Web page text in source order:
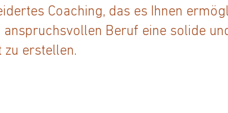
Coaching, das es Ihnen
anspruchsvollen Beruf eine solide
erstellen.